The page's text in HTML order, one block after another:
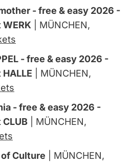
- free & easy 2026 -
| MÜNCHEN,
- free & easy 2026 -
| MÜNCHEN,
- free & easy 2026 -
| MÜNCHEN,
Culture | MÜNCHEN,